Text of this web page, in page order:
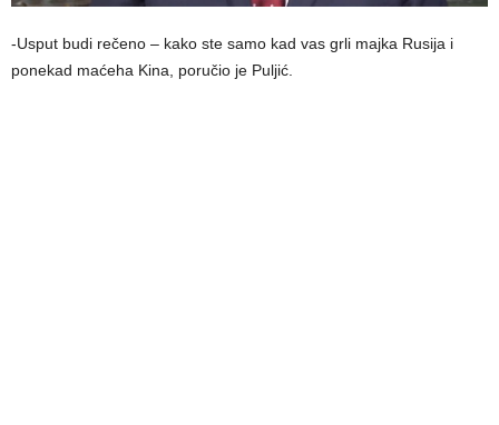
-Usput budi rečeno – kako ste samo kad vas grli majka Rusija i
ponekad maćeha Kina, poručio je Puljić.